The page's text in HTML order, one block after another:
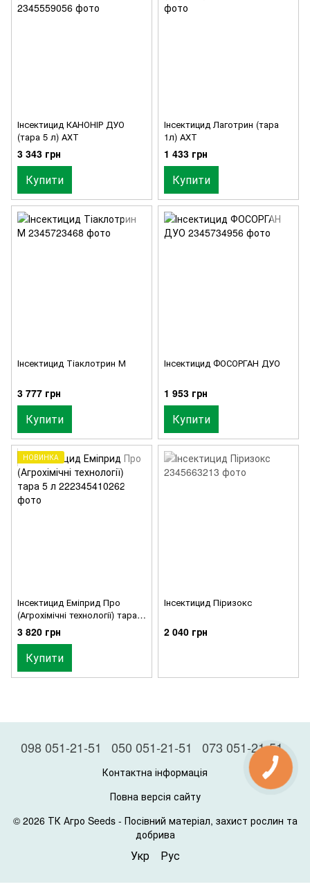
Інсектицид КАНОНІР ДУО
(тара 5 л) АХТ
3 343 грн
Купити
Інсектицид Лаготрин (тара
1л) АХТ
1 433 грн
Купити
Інсектицид Тіаклотрин М
3 777 грн
Купити
Інсектицид ФОСОРГАН ДУО
1 953 грн
Купити
НОВИНКА
Інсектицид Еміприд Про
(Агрохімічні технології) тара 5
л
3 820 грн
Купити
Інсектицид Піризокс
2 040 грн
098 051-21-51 050 051-21-51 073 051-21-51
Контактна інформація
Повна версія сайту
© 2026 ТК Агро Seeds - Посівний матеріал, захист рослин та
добрива
Укр Рус